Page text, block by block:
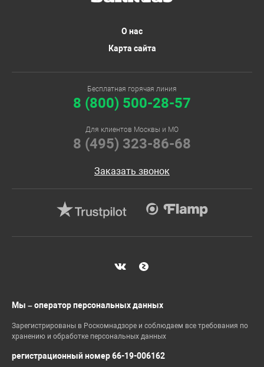
О нас
Карта сайта
Бесплатная горячая линия
8 (800) 500-28-57
Для клиентов Москвы и МО
8 (495) 323-86-68
Заказать звонок
Мы – оператор персональных данных
Зарегистрированы в Роскомнадзоре и соблюдаем все требования по
хранению и обработке персональных данных
регистрационный номер 66-19-006162